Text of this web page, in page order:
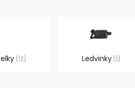
12 Ledvinky 1